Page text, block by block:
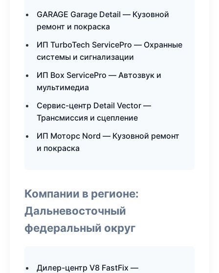
GARAGE Garage Detail — Кузовной
ремонт и покраска
ИП TurboTech ServicePro — Охранные
системы и сигнализации
ИП Box ServicePro — Автозвук и
мультимедиа
Сервис-центр Detail Vector —
Трансмиссия и сцепление
ИП Моторс Nord — Кузовной ремонт
и покраска
Компании в регионе:
Дальневосточный
федеральный округ
Дилер-центр V8 FastFix —